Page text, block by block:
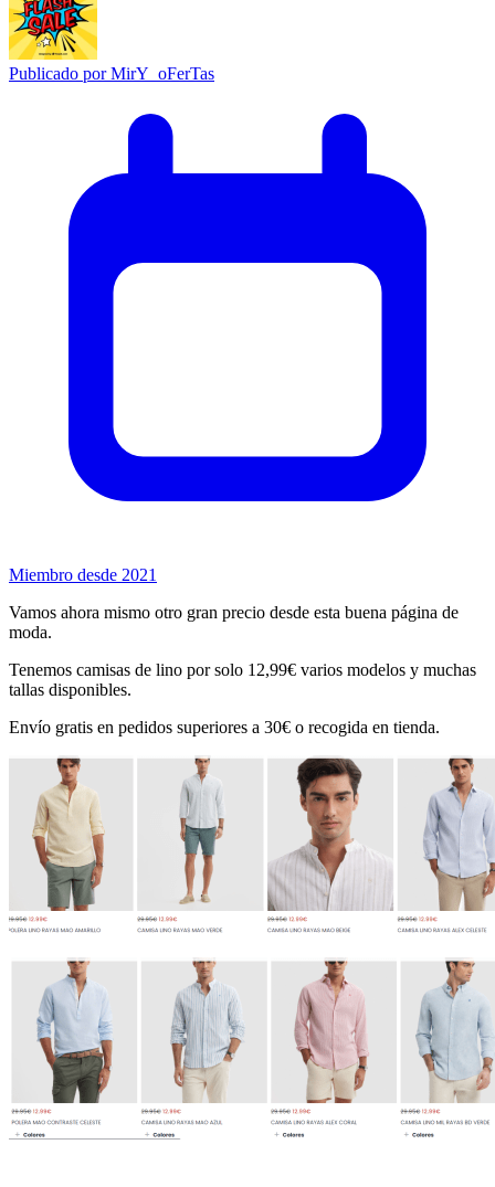
Publicado porMirY_oFerTas
Miembro desde 2021
Vamos ahora mismo otro gran precio desde esta buena página de
moda.
Tenemos camisas de lino por solo 12,99€ varios modelos y muchas
tallas disponibles.
Envío gratis en pedidos superiores a 30€ o recogida en tienda.